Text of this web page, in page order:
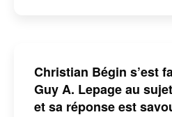
Christian Bégin s’est
Guy A. Lepage au
et sa réponse est